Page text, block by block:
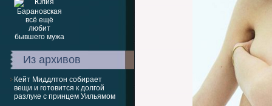
Из архивов
Кейт Миддлтон собирает
вещи и готовится к долгой
разлуке с принцем Уильямом